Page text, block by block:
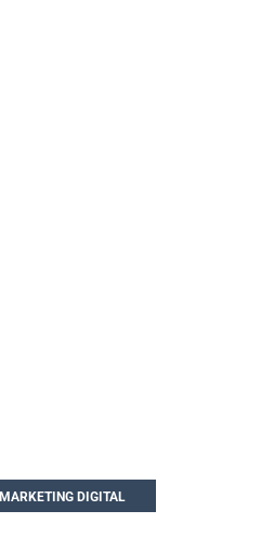
MARKETING DIGITAL